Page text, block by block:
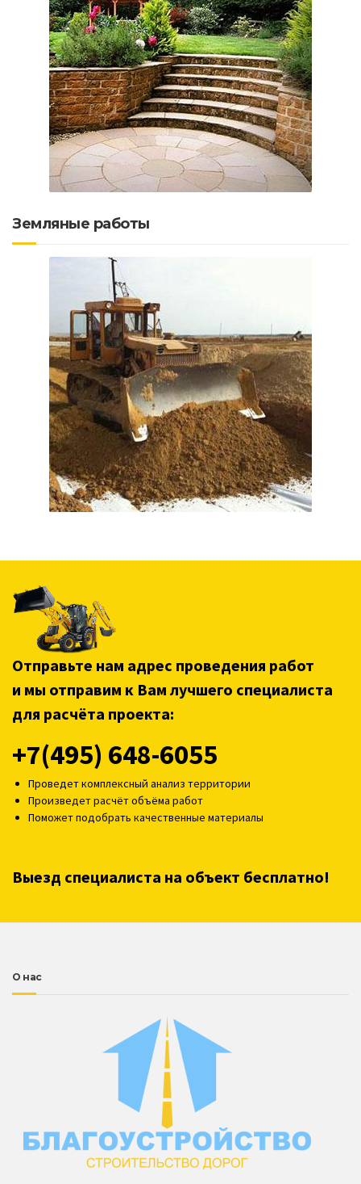
Земляные работы
Отправьте нам адрес проведения работ
и мы отправим к Вам лучшего специалиста
для расчёта проекта:
+7(495) 648-6055
Проведет комплексный анализ территории
Произведет расчёт объёма работ
Поможет подобрать качественные материалы
Выезд специалиста на объект бесплатно!
О нас